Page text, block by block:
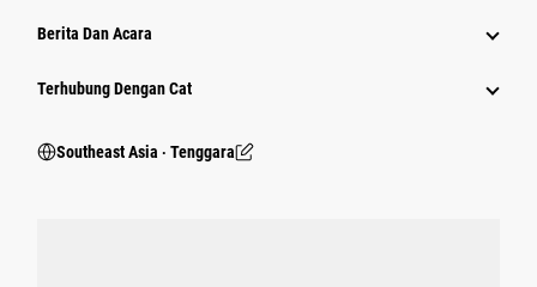
Berita Dan Acara
Terhubung Dengan Cat
Southeast Asia ‧ Tenggara